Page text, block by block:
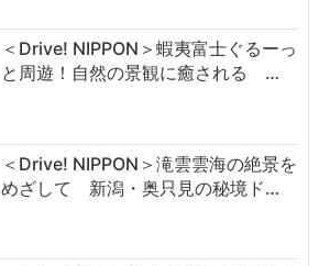
＜Drive! NIPPON＞蝦夷富士ぐるーっ
と周遊！自然の景観に癒される …
＜Drive! NIPPON＞滝雲雲海の絶景を
めざして 新潟・奥只見の秘境ド…